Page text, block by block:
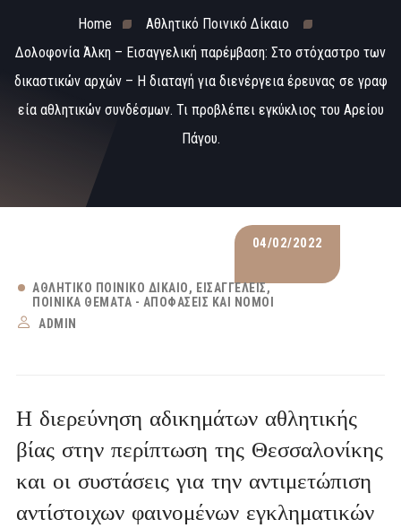
Home
Αθλητικό Ποινικό Δίκαιο
Δολοφονία Άλκη – Εισαγγελική παρέμβαση: Στο στόχαστρο των
δικαστικών αρχών – Η διαταγή για διενέργεια έρευνας σε γραφ
εία αθλητικών συνδέσμων. Τι προβλέπει εγκύκλιος του Αρείου
Πάγου.
04/02/2022
ΑΘΛΗΤΙΚΌ ΠΟΙΝΙΚΌ ΔΊΚΑΙΟ
ΕΙΣΑΓΓΕΛΕΊΣ
ΠΟΙΝΙΚΆ ΘΈΜΑΤΑ - ΑΠΟΦΆΣΕΙΣ ΚΑΙ ΝΌΜΟΙ
ADMIN
Η διερεύνηση αδικημάτων αθλητικής
βίας στην περίπτωση της Θεσσαλονίκης
και οι συστάσεις για την αντιμετώπιση
αντίστοιχων φαινομένων εγκληματικών